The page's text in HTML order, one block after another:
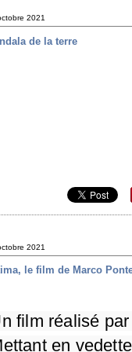
2021
de la terre
2021
le film de Marco
film réalisé
en